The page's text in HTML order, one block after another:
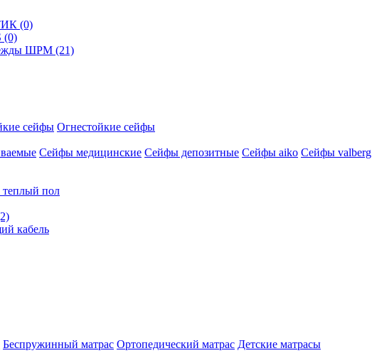
(0)
(0)
ШРМ (21)
сейфы Огнестойкие сейфы
Сейфы медицинские Сейфы депозитные Сейфы aiko Сейфы valberg
теплый пол
кабель
Беспружинный матрас Ортопедический матрас Детские матрасы